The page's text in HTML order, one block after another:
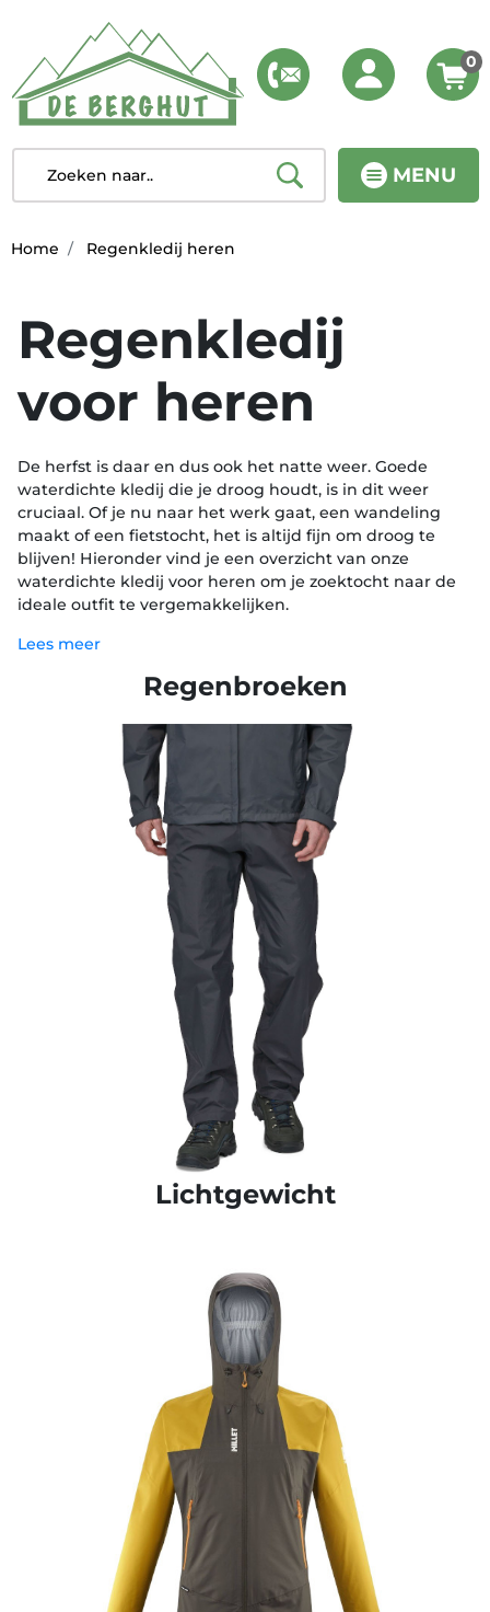
MENU
0
Home Regenkledij heren
Regenkledij
voor heren
De herfst is daar en dus ook het natte weer. Goede
waterdichte kledij die je droog houdt, is in dit weer
cruciaal. Of je nu naar het werk gaat, een wandeling
maakt of een fietstocht, het is altijd fijn om droog te
blijven! Hieronder vind je een overzicht van onze
waterdichte kledij voor heren om je zoektocht naar de
ideale outfit te vergemakkelijken.
Lees meer
Regenbroeken
Lichtgewicht